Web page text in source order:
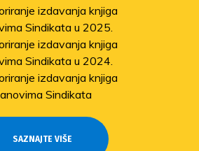
izdavanja knjiga
Sindikata u 2025.
izdavanja knjiga
Sindikata u 2024.
izdavanja knjiga
Sindikata
SAZNAJTE VIŠE